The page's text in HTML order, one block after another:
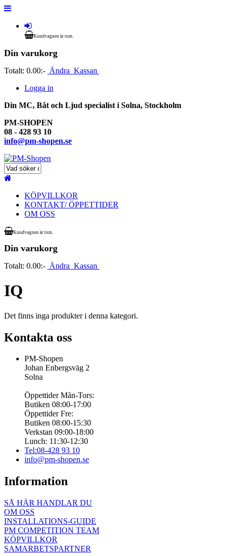
Kundvagnen är tom.
Din varukorg
Totalt: 0.00:- Ändra Kassan
Logga in
Din MC, Båt och Ljud specialist i Solna, Stockholm
PM-SHOPEN
08 - 428 93 10
info@pm-shopen.se
KÖPVILLKOR
KONTAKT/ ÖPPETTIDER
OM OSS
Kundvagnen är tom.
Din varukorg
Totalt: 0.00:- Ändra Kassan
IQ
Det finns inga produkter i denna kategori.
Kontakta oss
PM-Shopen
Johan Enbergsväg 2
Solna
Öppettider Mån-Tors:
Butiken 08:00-17:00
Öppettider Fre:
Butiken 08:00-15:30
Verkstan 09:00-18:00
Lunch: 11:30-12:30
Tel:08-428 93 10
info@pm-shopen.se
Information
SÅ HÄR HANDLAR DU
OM OSS
INSTALLATIONS-GUIDE
PM COMPETITION TEAM
KÖPVILLKOR
SAMARBETSPARTNER